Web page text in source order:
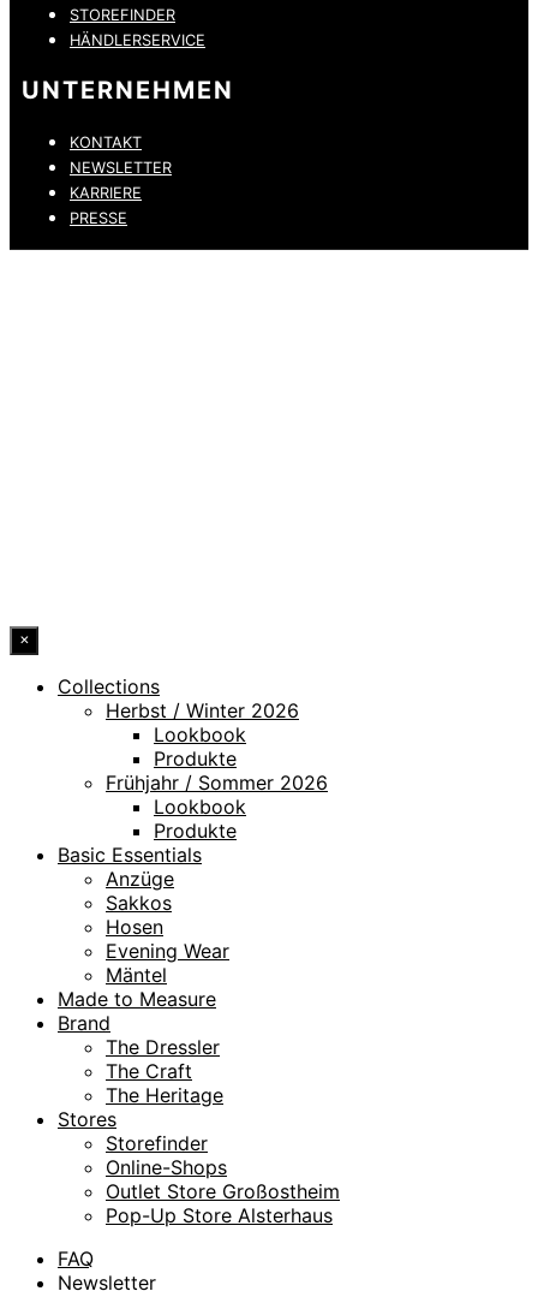
STOREFINDER
HÄNDLERSERVICE
UNTERNEHMEN
KONTAKT
NEWSLETTER
KARRIERE
PRESSE
×
Collections
Herbst / Winter 2026
Lookbook
Produkte
Frühjahr / Sommer 2026
Lookbook
Produkte
Basic Essentials
Anzüge
Sakkos
Hosen
Evening Wear
Mäntel
Made to Measure
Brand
The Dressler
The Craft
The Heritage
Stores
Storefinder
Online-Shops
Outlet Store Großostheim
Pop-Up Store Alsterhaus
FAQ
Newsletter